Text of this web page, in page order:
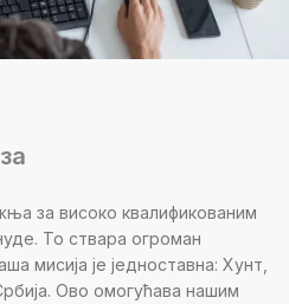
за високо квалификованим
То ствара огроман
мисија је једноставна: Хунт,
Ово омогућава нашим